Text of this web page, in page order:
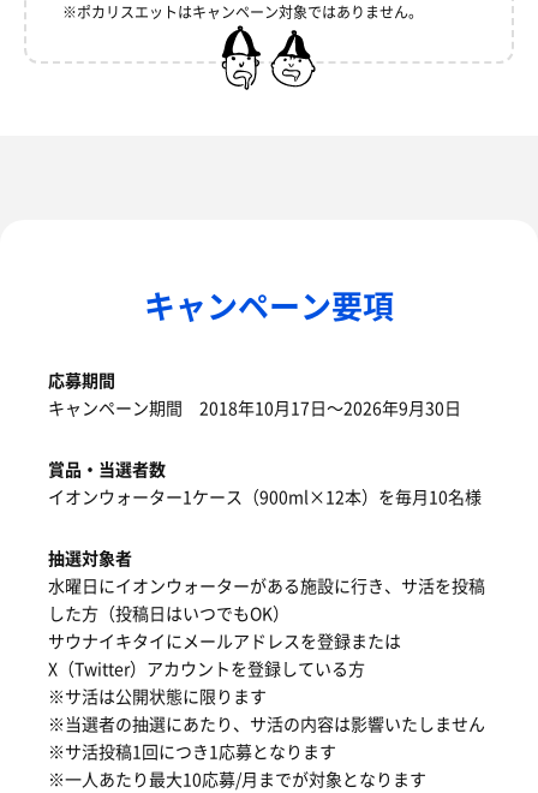
※ポカリスエットはキャンペーン対象ではありません。
キャンペーン要項
応募期間
キャンペーン期間 2018年10月17日〜2026年9月30日
賞品・当選者数
イオンウォーター1ケース（900ml×12本）を毎月10名様
抽選対象者
水曜日にイオンウォーターがある施設に行き、サ活を投稿
した方（投稿日はいつでもOK）
サウナイキタイにメールアドレスを登録または
X（Twitter）アカウントを登録している方
※サ活は公開状態に限ります
※当選者の抽選にあたり、サ活の内容は影響いたしません
※サ活投稿1回につき1応募となります
※一人あたり最大10応募/月までが対象となります